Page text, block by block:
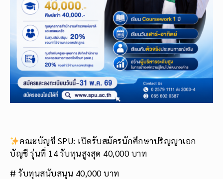
คณะบัญชี SPU: เปิดรับสมัครนักศึกษาปริญญาเอก
บัญชี รุ่นที่ 14 รับทุนสูงสุด 40,000 บาท
# รับทุนสนับสนุน 40,000 บาท